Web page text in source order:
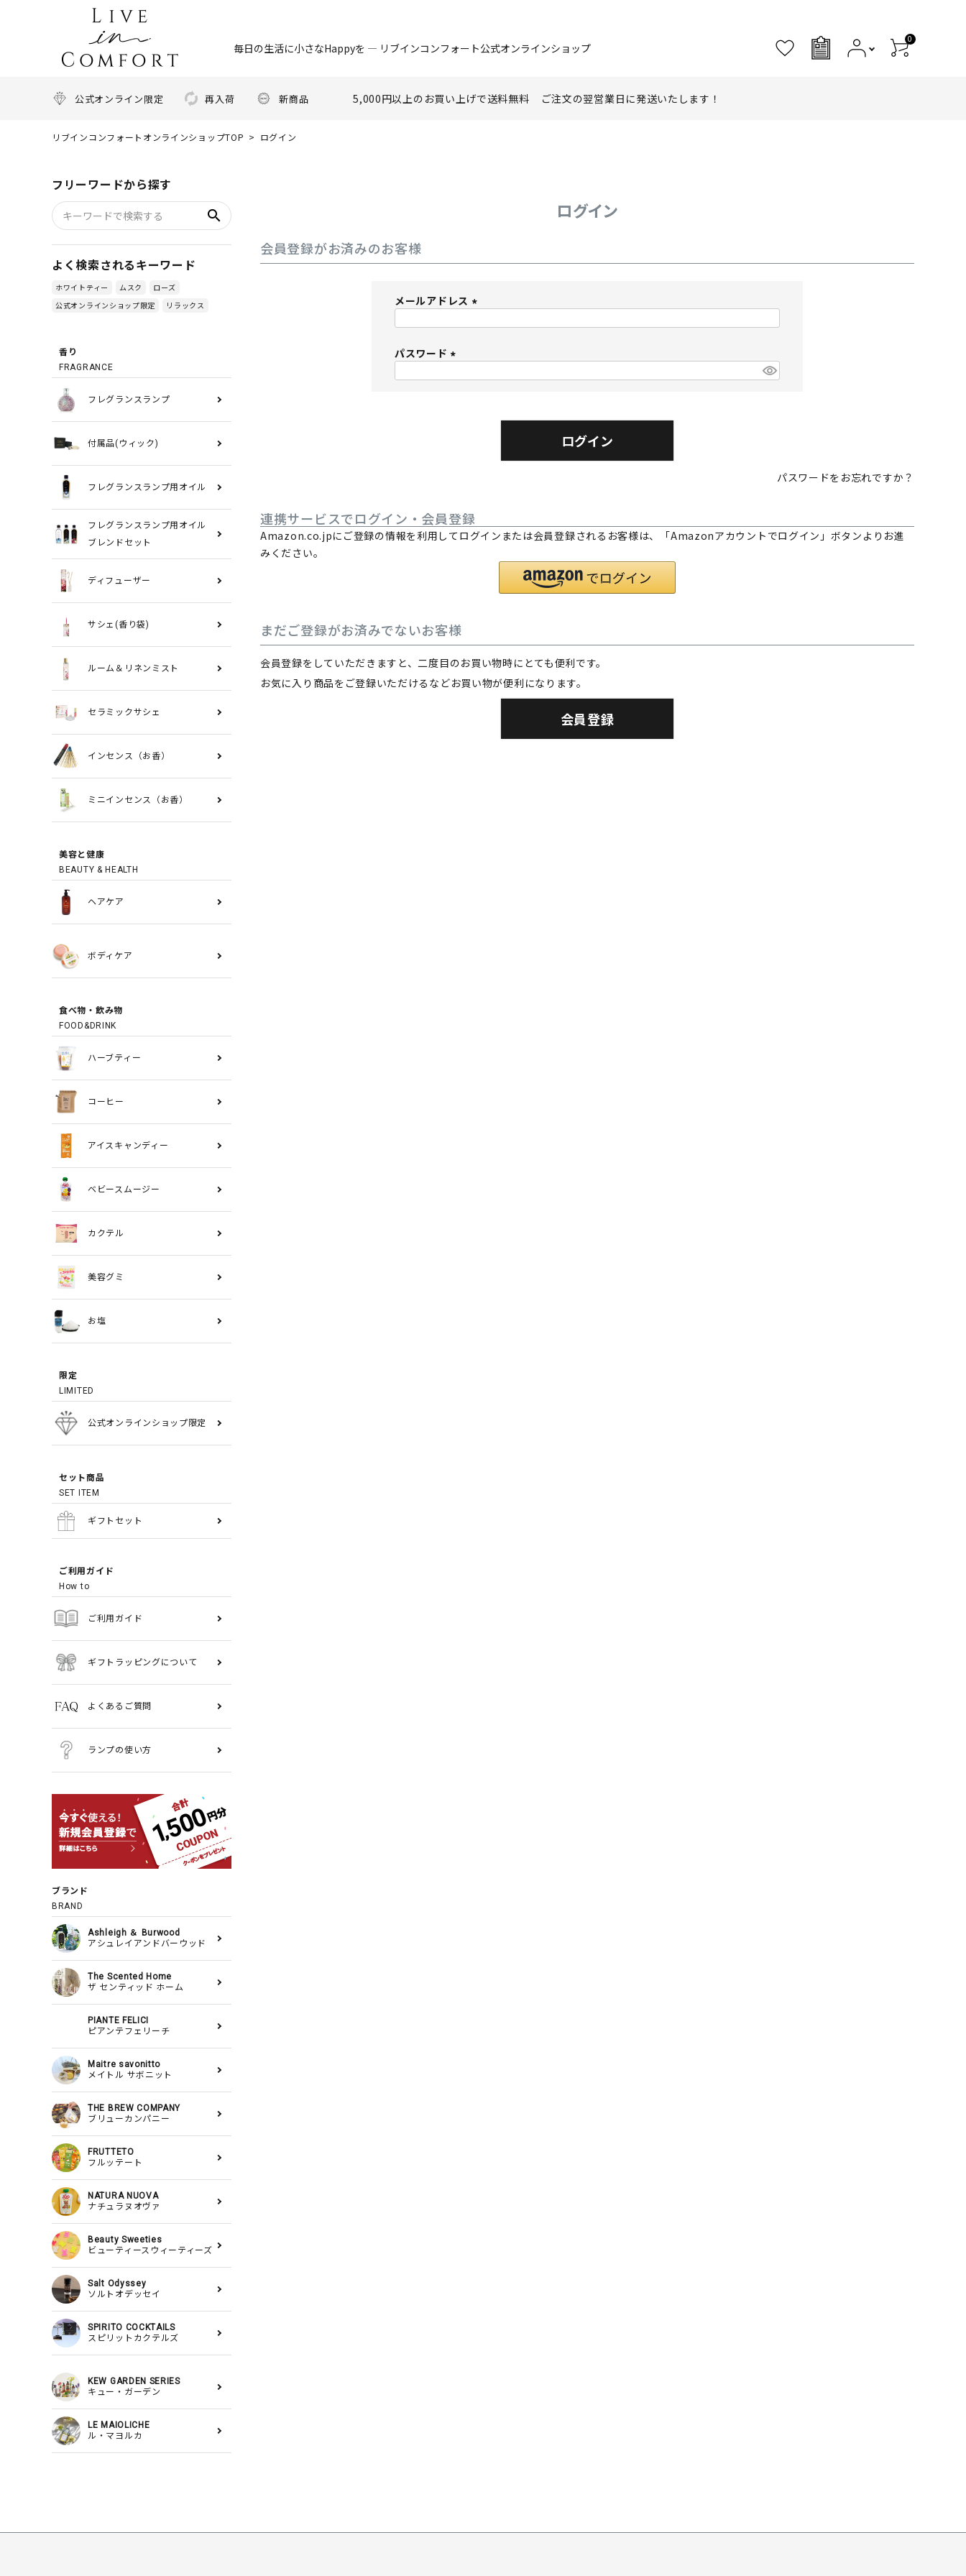
毎日の生活に小さなHappyを ― リブインコンフォート公式オンラインショップ
0
公式オンライン限定 再入荷 新商品 5,000円以上のお買い上げで送料無料 ご注文の翌営業日に発送いたします！
リブインコンフォートオンラインショップTOP ログイン
フリーワードから探す
search
よく検索されるキーワード
ホワイトティー ムスク
ローズ
公式オンラインショップ限定
リラックス
香り
FRAGRANCE
フレグランスランプ
付属品(ウィック)
フレグランスランプ用オイル
フレグランスランプ用オイル
ブレンドセット
ディフューザー
サシェ(香り袋)
ルーム＆リネンミスト
セラミックサシェ
インセンス（お香）
ミニインセンス（お香）
美容と健康
BEAUTY & HEALTH
ヘアケア
ボディケア
食べ物・飲み物
FOOD&DRINK
ハーブティー
コーヒー
アイスキャンディー
ベビースムージー
カクテル
美容グミ
お塩
限定
LIMITED
公式オンラインショップ限定
セット商品
SET ITEM
ギフトセット
ご利用ガイド
How to
ご利用ガイド
ギフトラッピングについて
よくあるご質問
ランプの使い方
ブランド
BRAND
Ashleigh ＆ Burwood
アシュレイアンドバーウッド
The Scented Home
ザ センティッド ホーム
PIANTE FELICI
ピアンテフェリーチ
Maitre savonitto
メイトル サボニット
THE BREW COMPANY
ブリューカンパニー
FRUTTETO
フルッテート
NATURA NUOVA
ナチュラヌオヴァ
Beauty Sweeties
ビューティースウィーティーズ
Salt Odyssey
ソルトオデッセイ
SPIRITO COCKTAILS
スピリットカクテルズ
KEW GARDEN SERIES
キュー・ガーデン
LE MAIOLICHE
ル・マヨルカ
ログイン
会員登録がお済みのお客様
メールアドレス
パスワード
ログイン
パスワードをお忘れですか？
連携サービスでログイン・会員登録
Amazon.co.jpにご登録の情報を利用してログインまたは会員登録されるお客様は、「Amazonアカウントでログイン」ボタンよりお進
みください。
まだご登録がお済みでないお客様
会員登録をしていただきますと、二度目のお買い物時にとても便利です。
お気に入り商品をご登録いただけるなどお買い物が便利になります。
会員登録